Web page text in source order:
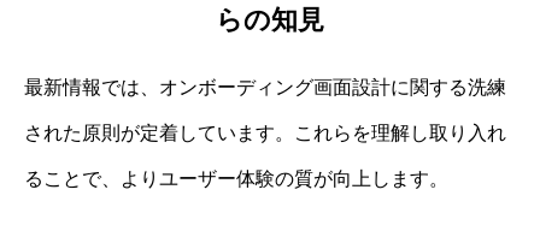
らの知見
最新情報では、オンボーディング画面設計に関する洗練
された原則が定着しています。これらを理解し取り入れ
ることで、よりユーザー体験の質が向上します。